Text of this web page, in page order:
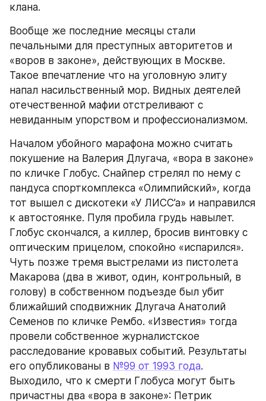
клана.
Вообще же последние месяцы стали
печальными для преступных авторитетов и
«воров в законе», действующих в Москве.
Такое впечатление что на уголовную элиту
напал насильственный мор. Видных деятелей
отечественной мафии отстреливают с
невиданным упорством и профессионализмом.
Началом убойного марафона можно считать
покушение на Валерия Длугача, «вора в законе»
по кличке Глобус. Снайпер стрелял по нему с
пандуса спорткомплекса «Олимпийский», когда
тот вышел с дискотеки «У ЛИСС’а» и направился
к автостоянке. Пуля пробила грудь навылет.
Глобус скончался, а киллер, бросив винтовку с
оптическим прицелом, спокойно «испарился».
Чуть позже тремя выстрелами из пистолета
Макарова (два в живот, один, контрольный, в
голову) в собственном подъезде был убит
ближайший сподвижник Длугача Анатолий
Семенов по кличке Рембо. «Известия» тогда
провели собственное журналистское
расследование кровавых событий. Результаты
его опубликованы в №99 от 1993 года.
Выходило, что к смерти Глобуса могут быть
причастны два «вора в законе»: Петрик